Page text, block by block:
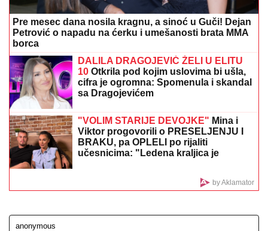
VRUĆA TEMA U NEMAČKOJ:Zamena kancelara
posle samo godinu dana, Mercu ne veruju ni njegovi
Tri moćne sunitske
države danas potpisuju pakt koji može